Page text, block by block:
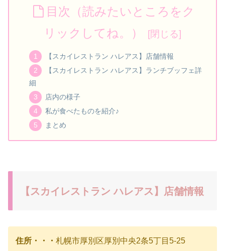
目次（読みたいところをク
リックしてね。）
【スカイレストラン ハレアス】店舗情報
【スカイレストラン ハレアス】ランチブッフェ詳
細
店内の様子
私が食べたものを紹介♪
まとめ
【スカイレストラン ハレアス】店舗情報
住所・・・ 札幌市厚別区厚別中央2条5丁目5-25